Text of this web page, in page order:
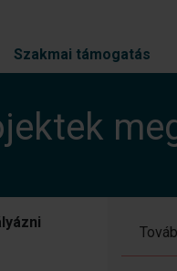
Szakmai támogatás